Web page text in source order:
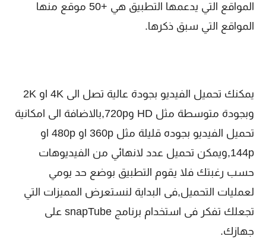
المواقع التي يدعمها التطبيق هي +50 موقع منها
المواقع التي سبق ذكرها.
يمكنك تحميل الفيديو بجودة عالية تصل الى 4K او 2K
وبجودة متوسطة مثل HD و720p,بالاضافة الى امكانية
تحميل الفيديو بجوده قليلة مثل 360p او 480p او
144p,ويمكن تحميل عدد لانهائي من الفيديوهات
حسب رغبتك فلا يقوم التطبيق بوضع حد يومي
لعمليات التحميل,فى البداية لنستعرض المميزات التي
تجعلك تفكر فى استخدام برنامج snapTube على
جهازك.